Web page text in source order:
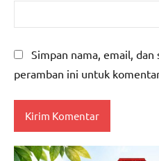
Simpan nama, email, dan
peramban ini untuk